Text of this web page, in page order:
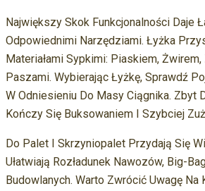
Największy Skok Funkcjonalności Daje
Odpowiednimi Narzędziami. Łyżka
Materiałami Sypkimi: Piaskiem,
Paszami. Wybierając Łyżkę, Sprawdź
W Odniesieniu Do Masy Ciągnika. Zbyt
Kończy Się Buksowaniem I Szybciej
Do Palet I Skrzyniopalet Przydają Się
Ułatwiają Rozładunek Nawozów, Big-
Budowlanych. Warto Zwrócić Uwagę Na